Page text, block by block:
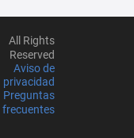
All Rights
Reserved
Aviso de
privacidad
Preguntas
frecuentes